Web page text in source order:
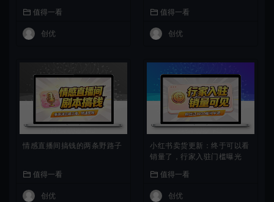
值得一看
创优
值得一看
创优
情感直播间搞钱的两条野路子
值得一看
创优
小红书卖货更新：终于可以看
销量了，行家入驻门槛曝光
值得一看
创优